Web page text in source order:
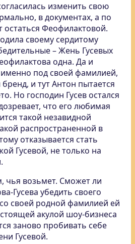
изменить свою
в документах, а по
остаться Феофилактовой.
своему сердитому
– Жень Гусевых
одна. Да и
именно под своей фамилией,
и тут Антон пытается
Но господин Гусев остался
что его любимая
такой незавидной
распространенной в
отказывается стать
Гусевой, не только на
чья возьмет. Сможет ли
Гусева убедить своего
своей родной фамилией ей
акулой шоу-бизнеса
заново пробивать себе
Гусевой.